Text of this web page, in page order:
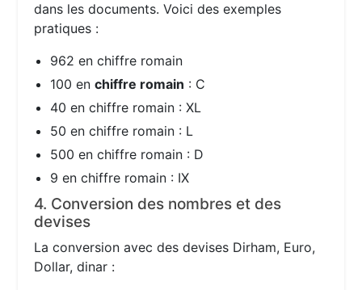
dans les documents. Voici des exemples
pratiques :
962 en chiffre romain
100 enchiffre romain : C
40 en chiffre romain : XL
50 en chiffre romain : L
500 en chiffre romain : D
9 en chiffre romain : IX
4. Conversion des nombres et des
devises
La conversion avec des devises Dirham, Euro,
Dollar, dinar :